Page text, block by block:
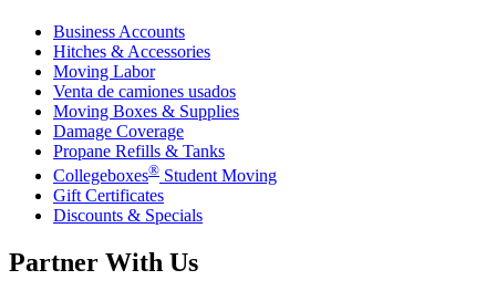
Business Accounts
Hitches & Accessories
Moving Labor
Venta de camiones usados
Moving Boxes & Supplies
Damage Coverage
Propane Refills & Tanks
Collegeboxes® Student Moving
Gift Certificates
Discounts & Specials
Partner With Us